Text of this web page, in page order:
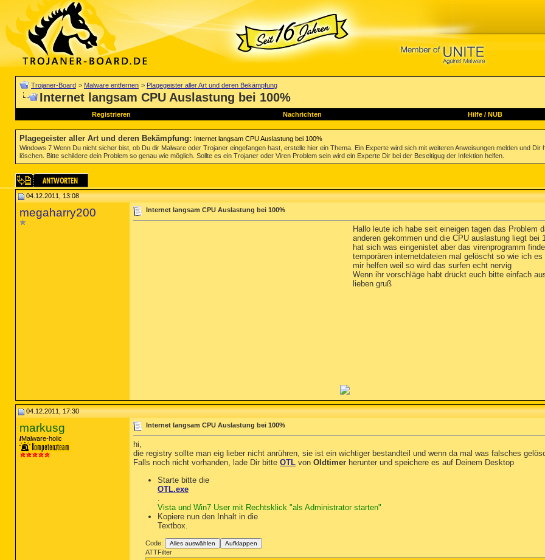
Trojaner-Board > Malware entfernen > Plagegeister aller Art und deren Bekämpfung
Internet langsam CPU Auslastung bei 100%
Registrieren Nachrichten Hilfe/ NUB
Plagegeister aller Art und deren Bekämpfung: Internet langsam CPU Auslastung bei 100%
Windows 7 Wenn Du nicht sicher bist, ob Du dir Malware oder Trojaner eingefangen hast, erstelle hier ein Thema. Ein Experte wird sich mit weiteren Anweisungen melden und
löschen. Bitte schildere dein Problem so genau wie möglich. Sollte es ein Trojaner oder Viren Problem sein wird ein Experte Dir bei der Beseitigug der Infektion helfen.
04.12.2011, 13:08
megaharry200 Internet langsam CPU Auslastung bei 100%
Hallo leute ich habe seit eineigen tagen das
anderen gekommen und die CPU auslastung liegt
hat sich was eingenistet aber das virenprogramm
temporären internetdateien mal gelöscht so wie ich
mir helfen weil so wird das surfen echt nervig
Wenn ihr vorschläge habt drückt euch bitte einfach
lieben gruß
04.12.2011, 17:30
markusg
Malware-holic
Internet langsam CPU Auslastung bei 100%
hi,
die registry sollte man eig lieber nicht anrühren, sie ist ein wichtiger bestandteil und wenn da mal was falsches
Falls noch nicht vorhanden, lade Dir bitte OTL von Oldtimer herunter und speichere es auf Deinem Desktop
Starte bitte die
OTL.exe
Vista und Win7 User mit Rechtsklick "als Administrator starten"
Kopiere nun den Inhalt in die
Textbox.
Code: Alles auswählen Aufklappen
ATTFilter